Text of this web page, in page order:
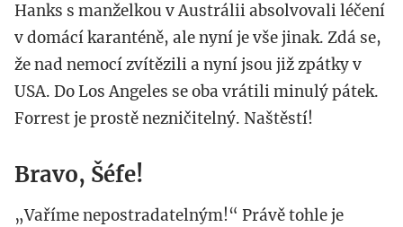
Hanks s manželkou v Austrálii absolvovali léčení
v domácí karanténě, ale nyní je vše jinak. Zdá se,
že nad nemocí zvítězili a nyní jsou již zpátky v
USA. Do Los Angeles se oba vrátili minulý pátek.
Forrest je prostě nezničitelný. Naštěstí!
Bravo, Šéfe!
„Vaříme nepostradatelným!“ Právě tohle je